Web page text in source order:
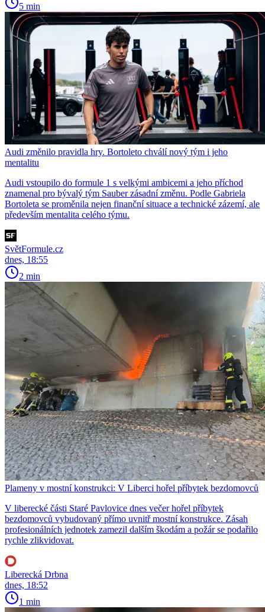
5 min
Audi změnilo pravidla hry. Bortoleto chválí nový tým i jeho
mentalitu
Audi vstoupilo do formule 1 s velkými ambicemi a jeho příchod
znamenal pro bývalý tým Sauber zásadní změnu. Podle Gabriela
Bortoleta se proměnila nejen finanční situace a technické zázemí, ale
především mentalita celého týmu.
SvětFormule.cz
dnes, 18:55
2 min
Plameny v mostní konstrukci: V Liberci hořel příbytek bezdomovců
V liberecké části Staré Pavlovice dnes večer hořel příbytek
bezdomovců vybudovaný přímo uvnitř mostní konstrukce. Zásah
profesionálních jednotek zamezil dalším škodám a požár se podařilo
rychle zlikvidovat.
Liberecká Drbna
dnes, 18:52
1 min